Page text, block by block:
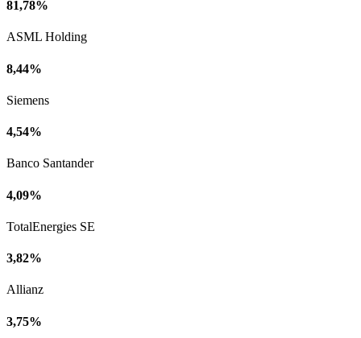
81,78%
ASML Holding
8,44%
Siemens
4,54%
Banco Santander
4,09%
TotalEnergies SE
3,82%
Allianz
3,75%